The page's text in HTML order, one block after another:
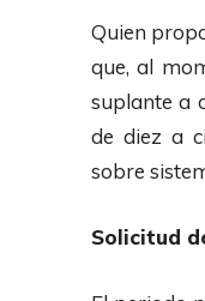
Quien
que, al
suplante a
de diez a
sobre
Solicitud